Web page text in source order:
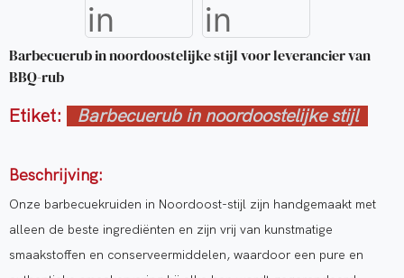
Barbecuerub in noordoostelijke stijl voor leverancier van
BBQ-rub
Etiket: Barbecuerub in noordoostelijke stijl
Beschrijving:
Onze barbecuekruiden in Noordoost-stijl zijn handgemaakt met
alleen de beste ingrediënten en zijn vrij van kunstmatige
smaakstoffen en conserveermiddelen, waardoor een pure en